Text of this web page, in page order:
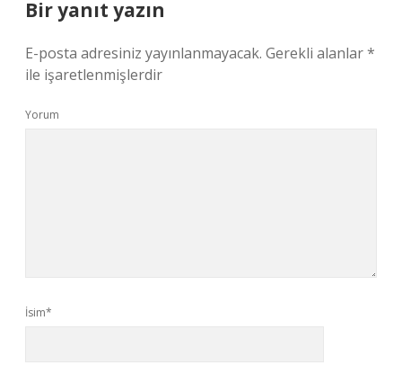
Bir yanıt yazın
E-posta adresiniz yayınlanmayacak. Gerekli alanlar*
ile işaretlenmişlerdir
Yorum
İsim*